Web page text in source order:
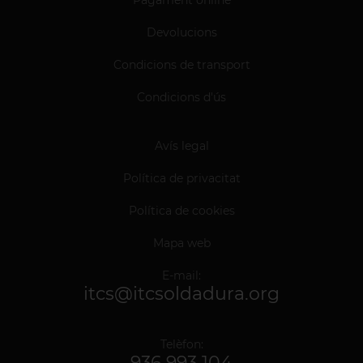
Devolucions
Condicions de transport
Condicions d'ús
Avís legal
Política de privacitat
Política de cookies
Mapa web
E-mail:
itcs@itcsoldadura.org
Telèfon: